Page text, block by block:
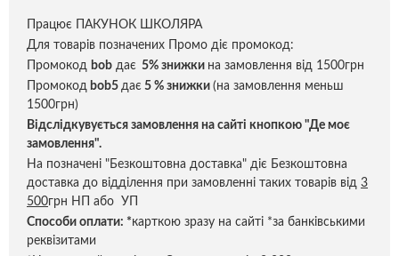
Працює ПАКУНОК ШКОЛЯРА
Для товарів позначених Промо діє промокод:
Промокод bob дає 5% знижки на замовлення від 1500грн
Промокод bob5 дає 5 % знижки (на замовлення меньш
1500грн)
Відслідкувується замовлення на сайті кнопкою "Де моє
замовлення".
На позначені "Безкоштовна доставка" діє Безкоштовна
доставка до відділення при замовленні таких товарів від 3
500грн НП або УП
Способи оплати: *карткою зразу на сайті *за банківськими
реквізитами